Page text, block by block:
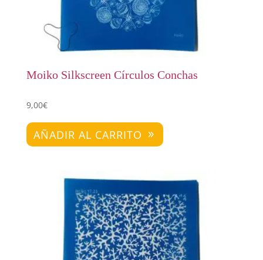
Moiko Silkscreen Círculos Conchas
9,00€
AÑADIR AL CARRITO